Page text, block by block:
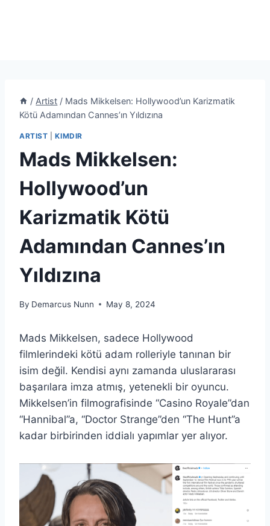
/ Artist / Mads Mikkelsen: Hollywood’un Karizmatik
Kötü Adamından Cannes’ın Yıldızına
ARTIST |KIMDIR
Mads Mikkelsen:
Hollywood’un
Karizmatik Kötü
Adamından Cannes’ın
Yıldızına
By Demarcus Nunn May 8, 2024
Mads Mikkelsen, sadece Hollywood
filmlerindeki kötü adam rolleriyle tanınan bir
isim değil. Kendisi aynı zamanda uluslararası
başarılara imza atmış, yetenekli bir oyuncu.
Mikkelsen’in filmografisinde “Casino Royale”dan
“Hannibal”a, “Doctor Strange”den “The Hunt”a
kadar birbirinden iddialı yapımlar yer alıyor.